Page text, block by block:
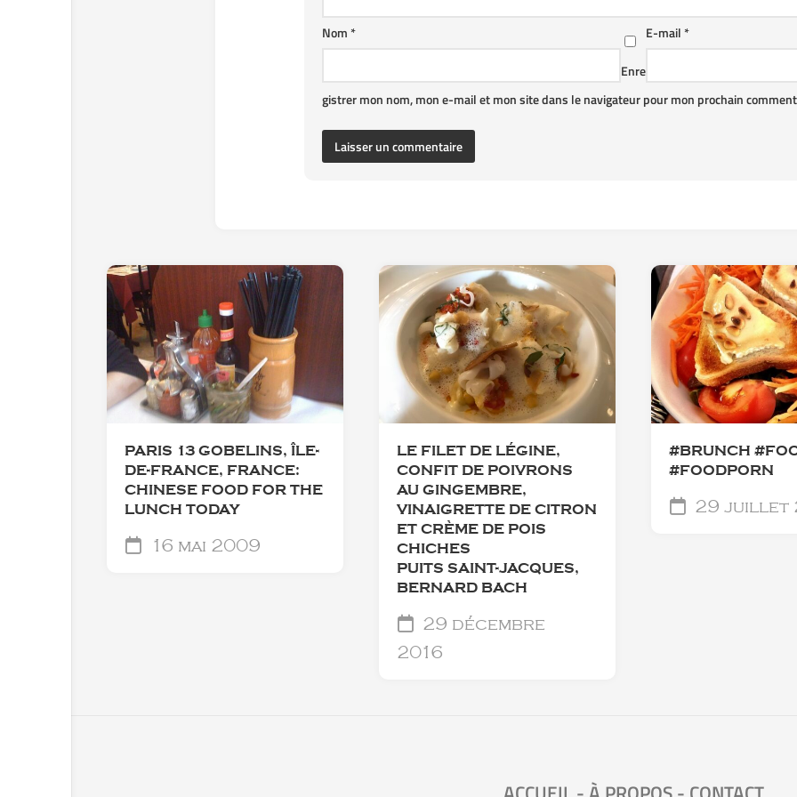
E-mail*
Nom*
Enre
gistrer mon nom, mon e-mail et mon site dans le navigateur pour mon prochain
PARIS 13 GOBELINS, ÎLE-
DE-FRANCE, FRANCE:
CHINESE FOOD FOR THE
LUNCH TODAY
16 mai 2009
LE FILET DE LÉGINE,
CONFIT DE POIVRONS
AU GINGEMBRE,
VINAIGRETTE DE CITRON
ET CRÈME DE POIS
CHICHES
PUITS SAINT-JACQUES,
BERNARD BACH
29 décembre
2016
#BRUNCH
#FOODPORN
29 juillet